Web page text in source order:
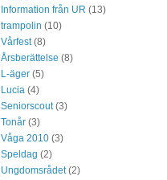
Information från UR (13)
trampolin (10)
Vårfest (8)
Årsberättelse (8)
L-äger (5)
Lucia (4)
Seniorscout (3)
Tonår (3)
Våga 2010 (3)
Speldag (2)
Ungdomsrådet (2)